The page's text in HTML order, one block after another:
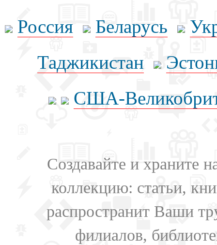
Россия Беларусь
Таджикистан
США-
Создавайте и храните
коллекцию: статьи,
распространит Ваши
филиалов,